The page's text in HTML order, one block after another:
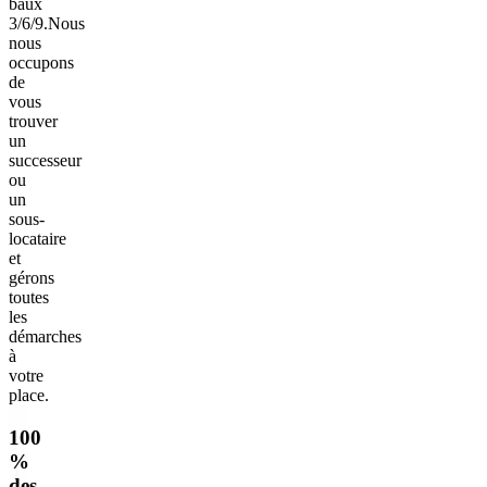
baux
3/6/9.Nous
nous
occupons
de
vous
trouver
un
successeur
ou
un
sous-
locataire
et
gérons
toutes
les
démarches
à
votre
place.
100
%